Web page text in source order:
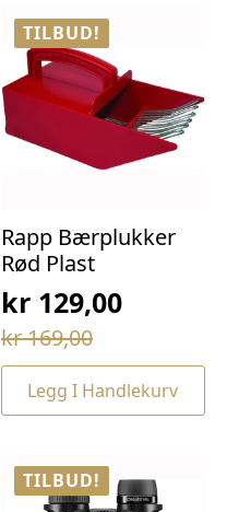
TILBUD!
Rapp Bærplukker
Rød Plast
kr169,00
Opprinnelig
pris
var:
kr129,00
Nåværende
pris
er:Legg I Handlekurv
TILBUD!